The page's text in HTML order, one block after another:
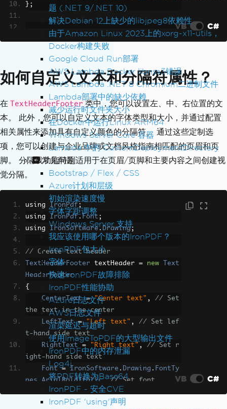
题 (.NET 9/.NET 10)
解决Debian 12上缺少的libjpeg8依赖性
由于Amazon Linux 2023上的xorg-x11-utils，
Docker构建失败
Google Cloud Run部署
AWS Lambda Docker libnss3错误
AWS Lambda .NET 8 Chromium二进制文件
Lambda部署中的缺少依赖
减少运行时文件夹大小
在Docker中运行Linux ARM64
Windows Server Core 容器
Lambda 中的 CustomDeploymentDirectory
常见问题
Bootstrap / Flex / CSS
Azure计划和层级
初始渲染速度慢
字体字距调整
Windows Server 支持
我应该使用哪个版本的IronPDF？
IronPDF包大小
字体
快速IronPDF故障排除
IronPDF性能协助
Azure日志文件
AWS日志文件
渲染延迟与超时
使用ImageToPDF的大型输出文件
IronPDF中的内存泄漏
Log4j
将PDF转换为Base64
IronPDF - 安全CVE
IronPDF 'using'声明
};
// Create footer and add to rendering
renderer.RenderingOptions.TextFooter
new
TextHeaderFooter
{
CenterText
=
"This is the foote
,
};
// Render PDF with header and footer
PdfDocument pdf = renderer.RenderHtmlA
"<h1>Hello World!</h1>"
pdf
r.pdf");
VB C#
如何自定义文本和分隔符属性？
在 TextHeaderFooter 类中，您可以设置左、中、右位置的文
本。 此外，您可以自定义文本的字体类型和大小，并通过配置
相关属性来添加具有自定义颜色的分隔符。 通过这些定制选
项，您可以创建与企业品牌或文档风格指南相匹配的页眉和页
脚。 分隔线功能特别适用于在页眉/页脚和主要内容之间创建视
觉分隔。
using IronPdf ;
using IronPdf . Font ;
using IronSoftware. Drawing;
// Create text header
TextHeaderFooter textHeader = new
Text
HeaderFooter
{
CenterText
= "Center text" ,
// Set
the text in the center
LeftText
= "Left text" ,
// Set lef
t-hand side text
RightText
= "Right text" ,
// Set r
ight-hand side text
Font
= IronSoftware . Drawing . FontTy
pes
ArialBoldItalic,
// Set font
FontSize
16,
// Set font size
DrawDividerLine
= true
VB C#